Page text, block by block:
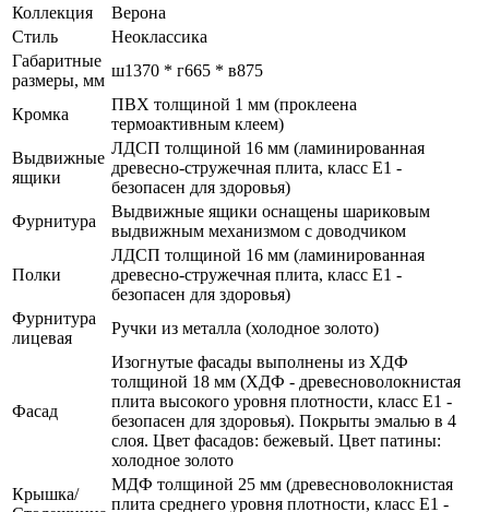
Коллекция
Верона
Стиль
Неоклассика
Габаритные
размеры, мм
ш1370 * г665 * в875
Кромка
ПВХ толщиной 1 мм (проклеена
термоактивным клеем)
Выдвижные
ящики
ЛДСП толщиной 16 мм (ламинированная
древесно-стружечная плита, класс E1 -
безопасен для здоровья)
Фурнитура
Выдвижные ящики оснащены шариковым
выдвижным механизмом с доводчиком
Полки
ЛДСП толщиной 16 мм (ламинированная
древесно-стружечная плита, класс E1 -
безопасен для здоровья)
Фурнитура
лицевая
Ручки из металла (холодное золото)
Фасад
Изогнутые фасады выполнены из ХДФ
толщиной 18 мм (ХДФ - древесноволокнистая
плита высокого уровня плотности, класс E1 -
безопасен для здоровья). Покрыты эмалью в 4
слоя. Цвет фасадов: бежевый. Цвет патины:
холодное золото
Крышка/
МДФ толщиной 25 мм (древесноволокнистая
плита среднего уровня плотности, класс E1 -